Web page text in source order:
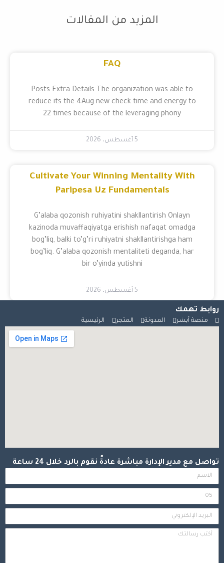
المزيد من المقالات
FAQ
Posts Extra Details The organization was able to
reduce its the 4Aug new check time and energy to
22 times because of the leveraging phony
5 أغسطس، 2026
Cultivate Your Winning Mentality With
Paripesa Uz Fundamentals
G’alaba qozonish ruhiyatini shakllantirish Onlayn
kazinoda muvaffaqiyatga erishish nafaqat omadga
bog’liq, balki to’g’ri ruhiyatni shakllantirishga ham
bog’liq. G’alaba qozonish mentaliteti deganda, har
bir o’yinda yutishni
5 أغسطس، 2026
روابط تهمك
منصة أبشر المدونة المتجر الرئيسية
تواصل مع مدير الإدارة مباشرة عادةً نقوم بالرد خلال 24 ساعة
الاسم
رقم
الجوال
البريد
الإلكتروني
النص